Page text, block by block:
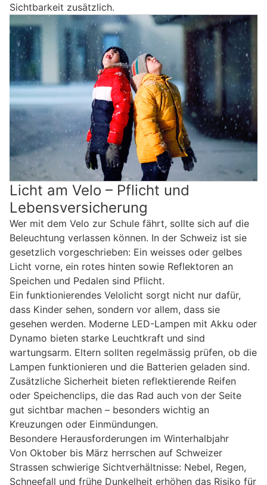
Sichtbarkeit zusätzlich.
Licht am Velo – Pflicht und
Lebensversicherung
Wer mit dem Velo zur Schule fährt, sollte sich auf die
Beleuchtung verlassen können. In der Schweiz ist sie
gesetzlich vorgeschrieben: Ein weisses oder gelbes
Licht vorne, ein rotes hinten sowie Reflektoren an
Speichen und Pedalen sind Pflicht.
Ein funktionierendes Velolicht sorgt nicht nur dafür,
dass Kinder sehen, sondern vor allem, dass sie
gesehen werden. Moderne LED-Lampen mit Akku oder
Dynamo bieten starke Leuchtkraft und sind
wartungsarm. Eltern sollten regelmässig prüfen, ob die
Lampen funktionieren und die Batterien geladen sind.
Zusätzliche Sicherheit bieten reflektierende Reifen
oder Speichenclips, die das Rad auch von der Seite
gut sichtbar machen – besonders wichtig an
Kreuzungen oder Einmündungen.
Besondere Herausforderungen im Winterhalbjahr
Von Oktober bis März herrschen auf Schweizer
Strassen schwierige Sichtverhältnisse: Nebel, Regen,
Schneefall und frühe Dunkelheit erhöhen das Risiko für